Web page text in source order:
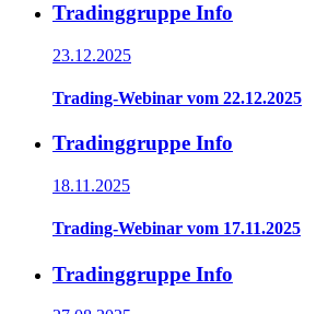
Tradinggruppe Info
23.12.2025
Trading-Webinar vom 22.12.2025
Tradinggruppe Info
18.11.2025
Trading-Webinar vom 17.11.2025
Tradinggruppe Info